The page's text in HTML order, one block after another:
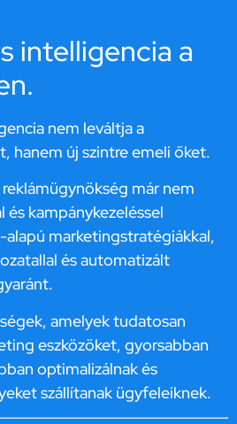
intelligencia a
nem leváltja a
hanem új szintre emeli őket.
már nem
és kampánykezeléssel
marketingstratégiákkal,
és automatizált
amelyek tudatosan
eszközöket, gyorsabban
optimalizálnak és
szállítanak ügyfeleiknek.